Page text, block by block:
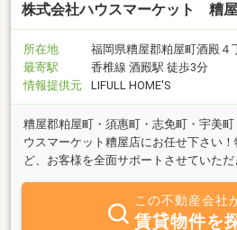
株式会社ハウスマーケット 糟
所在地
福岡県糟屋郡粕屋町酒殿４
最寄駅
香椎線 酒殿駅 徒歩3分
情報提供元
LIFULL HOME'S
糟屋郡粕屋町・須惠町・志免町・宇美
ウスマーケット糟屋店にお任せ下さい
ど、お客様を全面サポートさせていただ
この不動産会社
賃貸物件を